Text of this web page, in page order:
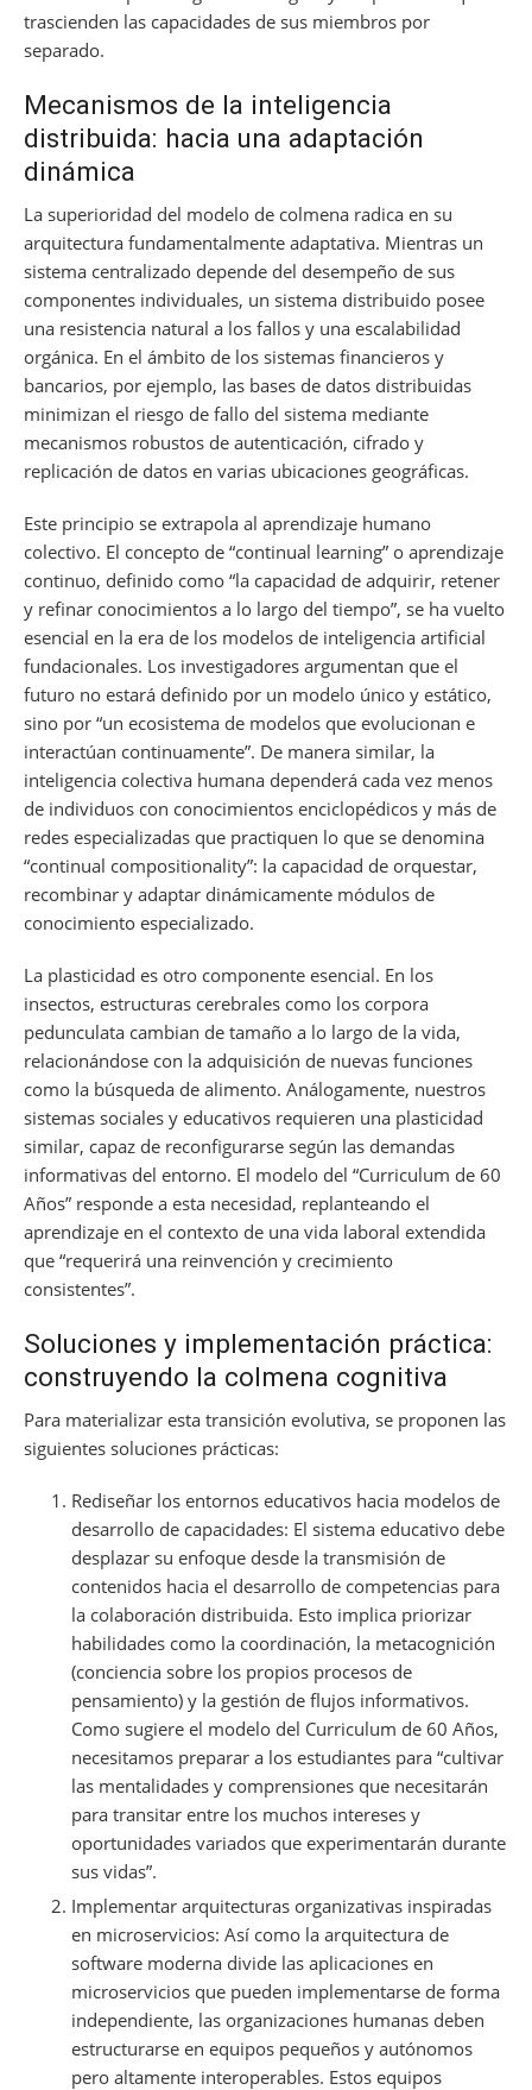
trascienden las capacidades de sus miembros por
separado.
Mecanismos de la inteligencia
distribuida: hacia una adaptación
dinámica
La superioridad del modelo de colmena radica en su
arquitectura fundamentalmente adaptativa. Mientras un
sistema centralizado depende del desempeño de sus
componentes individuales, un sistema distribuido posee
una resistencia natural a los fallos y una escalabilidad
orgánica. En el ámbito de los sistemas financieros y
bancarios, por ejemplo, las bases de datos distribuidas
minimizan el riesgo de fallo del sistema mediante
mecanismos robustos de autenticación, cifrado y
replicación de datos en varias ubicaciones geográficas.
Este principio se extrapola al aprendizaje humano
colectivo. El concepto de “continual learning” o aprendizaje
continuo, definido como “la capacidad de adquirir, retener
y refinar conocimientos a lo largo del tiempo”, se ha vuelto
esencial en la era de los modelos de inteligencia artificial
fundacionales. Los investigadores argumentan que el
futuro no estará definido por un modelo único y estático,
sino por “un ecosistema de modelos que evolucionan e
interactúan continuamente”. De manera similar, la
inteligencia colectiva humana dependerá cada vez menos
de individuos con conocimientos enciclopédicos y más de
redes especializadas que practiquen lo que se denomina
“continual compositionality”: la capacidad de orquestar,
recombinar y adaptar dinámicamente módulos de
conocimiento especializado.
La plasticidad es otro componente esencial. En los
insectos, estructuras cerebrales como los corpora
pedunculata cambian de tamaño a lo largo de la vida,
relacionándose con la adquisición de nuevas funciones
como la búsqueda de alimento. Análogamente, nuestros
sistemas sociales y educativos requieren una plasticidad
similar, capaz de reconfigurarse según las demandas
informativas del entorno. El modelo del “Curriculum de 60
Años” responde a esta necesidad, replanteando el
aprendizaje en el contexto de una vida laboral extendida
que “requerirá una reinvención y crecimiento
consistentes”.
Soluciones y implementación práctica:
construyendo la colmena cognitiva
Para materializar esta transición evolutiva, se proponen las
siguientes soluciones prácticas:
Rediseñar los entornos educativos hacia modelos de
desarrollo de capacidades: El sistema educativo debe
desplazar su enfoque desde la transmisión de
contenidos hacia el desarrollo de competencias para
la colaboración distribuida. Esto implica priorizar
habilidades como la coordinación, la metacognición
(conciencia sobre los propios procesos de
pensamiento) y la gestión de flujos informativos.
Como sugiere el modelo del Curriculum de 60 Años,
necesitamos preparar a los estudiantes para “cultivar
las mentalidades y comprensiones que necesitarán
para transitar entre los muchos intereses y
oportunidades variados que experimentarán durante
sus vidas”.
Implementar arquitecturas organizativas inspiradas
en microservicios: Así como la arquitectura de
software moderna divide las aplicaciones en
microservicios que pueden implementarse de forma
independiente, las organizaciones humanas deben
estructurarse en equipos pequeños y autónomos
pero altamente interoperables. Estos equipos